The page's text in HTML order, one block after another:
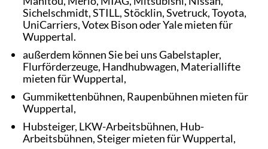
Sichelschmidt, STILL, Stöcklin, Svetruck, Toyota,
UniCarriers, Votex Bison oder Yale mieten für
Wuppertal.
außerdem können Sie bei uns Gabelstapler,
Flurförderzeuge, Handhubwagen, Materiallifte
mieten für Wuppertal,
Gummikettenbühnen, Raupenbühnen mieten für
Wuppertal,
Hubsteiger, LKW-Arbeitsbühnen, Hub-
Arbeitsbühnen, Steiger mieten für Wuppertal,